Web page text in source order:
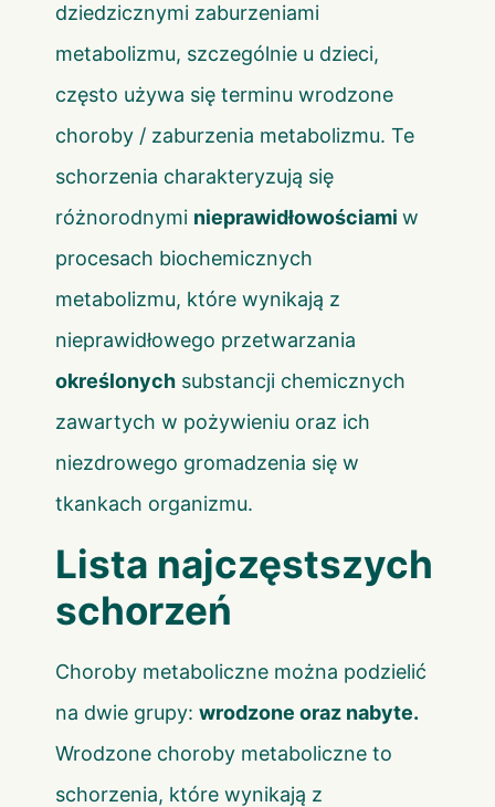
dziedzicznymi zaburzeniami
metabolizmu, szczególnie u dzieci,
często używa się terminu wrodzone
choroby / zaburzenia metabolizmu. Te
schorzenia charakteryzują się
różnorodnymi nieprawidłowościami w
procesach biochemicznych
metabolizmu, które wynikają z
nieprawidłowego przetwarzania
określonych substancji chemicznych
zawartych w pożywieniu oraz ich
niezdrowego gromadzenia się w
tkankach organizmu.
Lista najczęstszych
schorzeń
Choroby metaboliczne można podzielić
na dwie grupy: wrodzone oraz nabyte.
Wrodzone choroby metaboliczne to
schorzenia, które wynikają z